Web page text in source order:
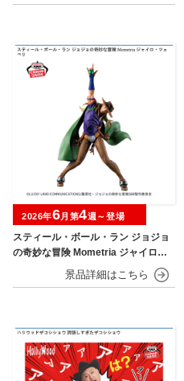
スティール・ボール・ラン ジョジョ
の奇妙な冒険 Mometria ジャイロ・
2026年6月第4週～登場